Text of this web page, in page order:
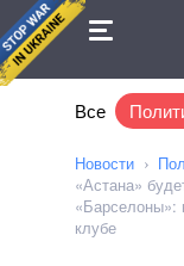
Соглашение
Все
Новости
«Астана»
«Барселоны»:
клубе